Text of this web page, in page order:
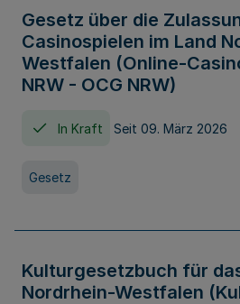
Gesetz über die
Casinospielen im Land
Westfalen (Online-
NRW - OCG NRW)
In Kraft Seit 09. März 2026
Gesetz
Kulturgesetzbuch für
Nordrhein-Westfalen